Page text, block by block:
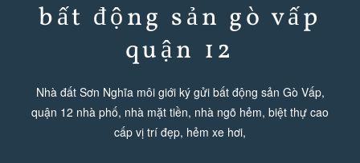
bất động sản gò vấp
quận 12
Nhà đất Sơn Nghĩa môi giới ký gửi bất động sản Gò Vấp,
quận 12 nhà phố, nhà mặt tiền, nhà ngõ hẻm, biệt thự cao
cấp vị trí đẹp, hẻm xe hơi,